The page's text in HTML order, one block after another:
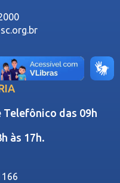
das 09h
às 17h.